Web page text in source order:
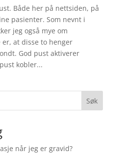
Både her på nettsiden, på
pasienter. Som nevnt i
jeg også mye om
at disse to henger
God pust aktiverer
kobler...
Søk
når jeg er gravid?